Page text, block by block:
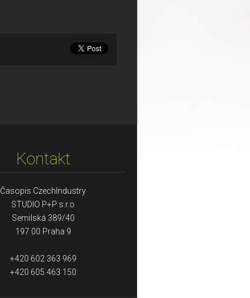
Kontakt
Časopis CzechIndustry
STUDIO P+P s.r.o
Semilská 389/40
197 00 Praha 9
+420 602 363 969
+420 605 463 150